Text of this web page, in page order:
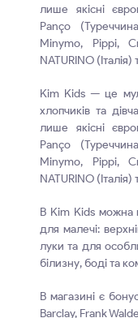
лише якісні
Panço
Minymo, Pippi,
NATURINO (Італія)
Kim Kids — це
хлопчиків та
лише якісні
Panço
Minymo, Pippi,
NATURINO (Італія)
В Kim Kids можна
для малечі:
луки та для
білизну, боді та
В магазині є
Barclay, Frank